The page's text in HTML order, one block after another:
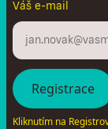
Váš e-mail
Kliknutím na